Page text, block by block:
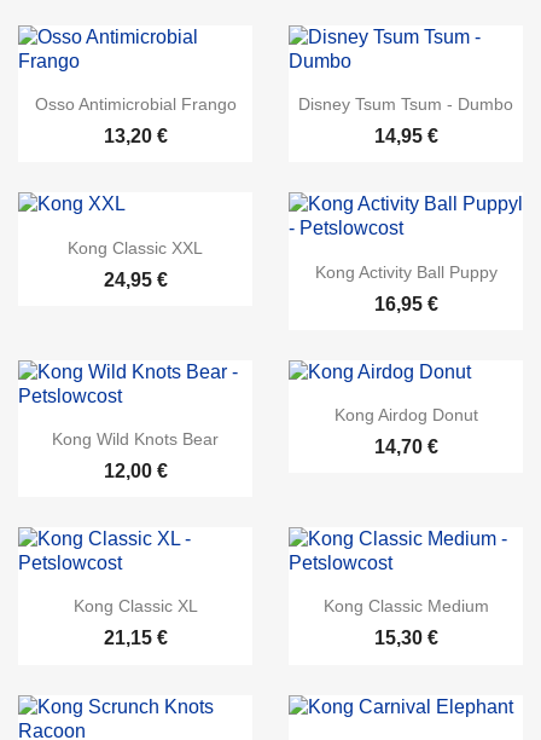
Osso Antimicrobial Frango
13,20 €
Disney Tsum Tsum - Dumbo
14,95 €
Kong Classic XXL
24,95 € Kong Activity Ball Puppy
16,95 €
Kong Wild Knots Bear
12,00 €
Kong Airdog Donut
14,70 €
Kong Classic XL
21,15 €
Kong Classic Medium
15,30 €